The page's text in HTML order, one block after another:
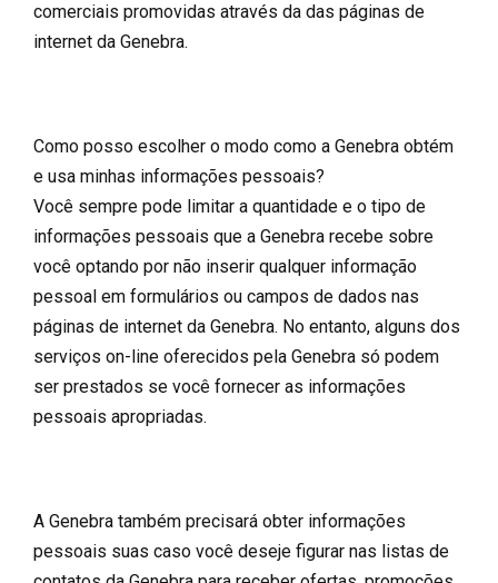
comerciais promovidas através da das páginas de
internet da Genebra.
Como posso escolher o modo como a Genebra obtém
e usa minhas informações pessoais?
Você sempre pode limitar a quantidade e o tipo de
informações pessoais que a Genebra recebe sobre
você optando por não inserir qualquer informação
pessoal em formulários ou campos de dados nas
páginas de internet da Genebra. No entanto, alguns dos
serviços on-line oferecidos pela Genebra só podem
ser prestados se você fornecer as informações
pessoais apropriadas.
A Genebra também precisará obter informações
pessoais suas caso você deseje figurar nas listas de